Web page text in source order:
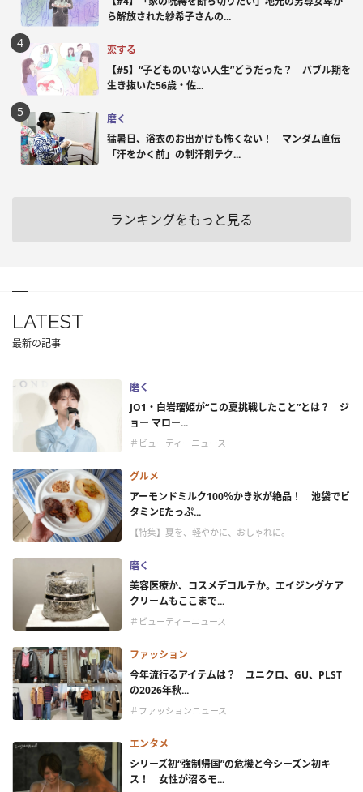
ら解放された紗希子さんの...
恋する
【#5】“子どものいない人生”どうだった？ バブル期を
生き抜いた56歳・佐...
磨く
猛暑日、浴衣のお出かけも怖くない！ マンダム直伝
「汗をかく前」の制汗剤テク...
ランキングをもっと見る
LATEST
最新の記事
磨く
JO1・白岩瑠姫が“この夏挑戦したこと”とは？ ジ
ョー マロー...
＃ビューティーニュース
グルメ
アーモンドミルク100％かき氷が絶品！ 池袋でビ
タミンEたっぷ...
【特集】夏を、軽やかに、おしゃれに。
磨く
美容医療か、コスメデコルテか。エイジングケア
クリームもここまで...
＃ビューティーニュース
ファッション
今年流行るアイテムは？ ユニクロ、GU、PLST
の2026年秋...
＃ファッションニュース
エンタメ
シリーズ初“強制帰国”の危機と今シーズン初キ
ス！ 女性が沼るモ...